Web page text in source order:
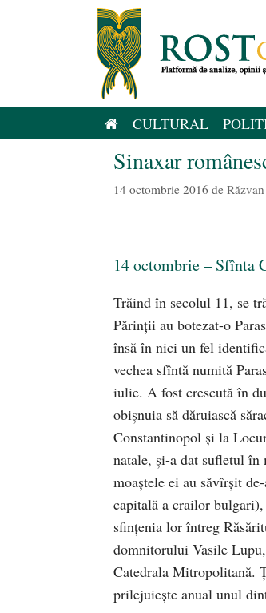
CULTURAL
Sinaxar
14 octombrie 2016 de
14 octombrie – Sfînta
Trăind în secolul 11, se
Părinții au botezat-o
însă în nici un fel
vechea sfîntă numită
iulie. A fost crescută în
obișnuia să dăruiască
Constantinopol și la
natale, și-a dat sufletul
moaștele ei au săvîrșit
capitală a crailor
sfințenia lor întreg
domnitorului Vasile
Catedrala Mitropolitană.
prilejuiește anual unul